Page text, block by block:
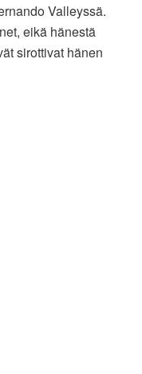
Valleyssä.
eikä hänestä
sirottivat hänen